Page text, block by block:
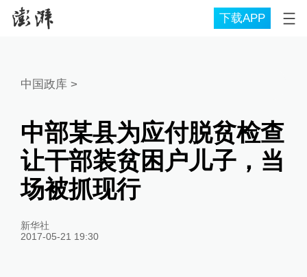
下载APP
中国政库 >
中部某县为应付脱贫检查
让干部装贫困户儿子，当
场被抓现行
新华社
2017-05-21 19:30